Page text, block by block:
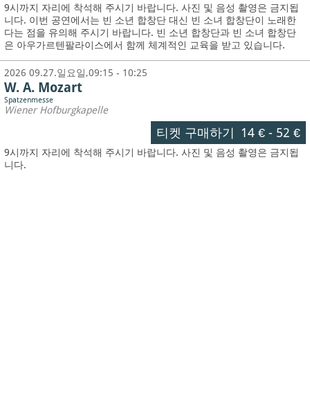
9시까지 자리에 착석해 주시기 바랍니다. 사진 및 음성 촬영은 금지됩
니다. 이번 공연에서는 빈 소년 합창단 대신 빈 소녀 합창단이 노래한
다는 점을 유의해 주시기 바랍니다. 빈 소년 합창단과 빈 소녀 합창단
은 아우가르텐팔라이스에서 함께 체계적인 교육을 받고 있습니다.
2026 09.27.일요일,09:15 - 10:25
W. A. Mozart
Spatzenmesse
Wiener Hofburgkapelle
티켓 구매하기 14 €- 52 €
9시까지 자리에 착석해 주시기 바랍니다. 사진 및 음성 촬영은 금지됩
니다.